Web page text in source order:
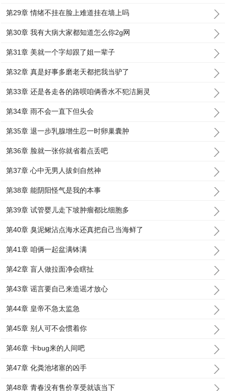
第29章 情绪不挂在脸上难道挂在墙上吗
第30章 我有大病大家都知道怎么你2g网
第31章 美就一个字却跟了姐一辈子
第32章 真是好事多磨老天都把我当驴了
第33章 还是各走各的路呗咱俩香水不犯洁厕灵
第34章 雨不会一直下但头会
第35章 退一步乳腺增生忍一时卵巢囊肿
第36章 脸就一张你就省着点丢吧
第37章 心中无男人拔剑自然神
第38章 能阴阳怪气是我的本事
第39章 试管婴儿走下坡肿瘤都比细胞多
第40章 臭泥鳅沾点海水还真把自己当海鲜了
第41章 咱俩一起盆满钵满
第42章 盲人做拉面净会瞎扯
第43章 谣言要自己来造谣才放心
第44章 皇帝不急太监急
第45章 别人可不会惯着你
第46章 卡bug来的人间吧
第47章 化粪池堵塞的凶手
第48章 青春没有售价享受就该当下